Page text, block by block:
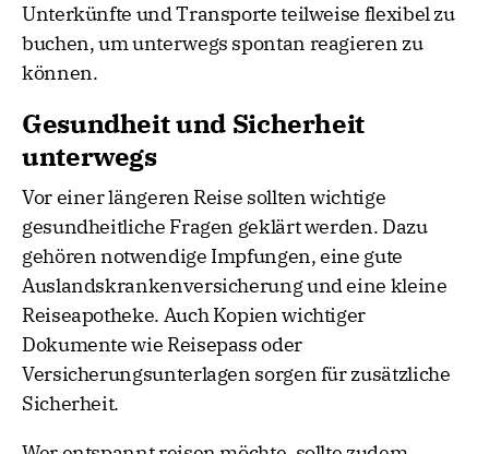
Unterkünfte und Transporte teilweise flexibel zu
buchen, um unterwegs spontan reagieren zu
können.
Gesundheit und Sicherheit
unterwegs
Vor einer längeren Reise sollten wichtige
gesundheitliche Fragen geklärt werden. Dazu
gehören notwendige Impfungen, eine gute
Auslandskrankenversicherung und eine kleine
Reiseapotheke. Auch Kopien wichtiger
Dokumente wie Reisepass oder
Versicherungsunterlagen sorgen für zusätzliche
Sicherheit.